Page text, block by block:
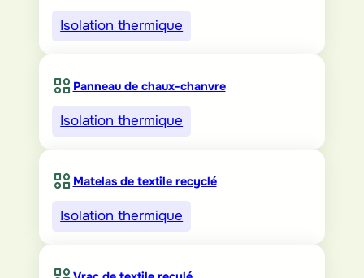
Isolation thermique
Panneau de chaux-chanvre
Isolation thermique
Matelas de textile recyclé
Isolation thermique